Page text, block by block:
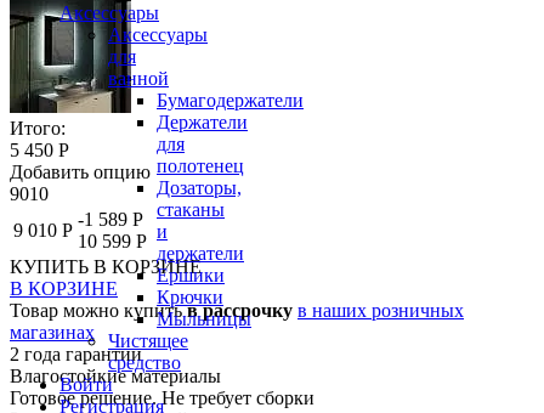
Аксессуары
Аксессуары
для
ванной
Бумагодержатели
Держатели
для
полотенец
Дозаторы,
стаканы
и
держатели
Ершики
Крючки
Мыльницы
Чистящее
средство
Войти
Регистрация
Итого:
5 450 Р
Добавить опцию
9010
9 010 Р
-1 589 Р
10 599 Р
КУПИТЬ В КОРЗИНЕ
В КОРЗИНЕ
Товар можно купитьв рассрочку в наших розничных
магазинах
2 года гарантии
Влагостойкие материалы
Готовое решение. Не требует сборки